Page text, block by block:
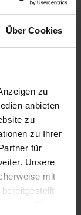
Über Cookies
zu
anbieten
zu
zu Ihrer
für
Unsere
mit
der Dienste